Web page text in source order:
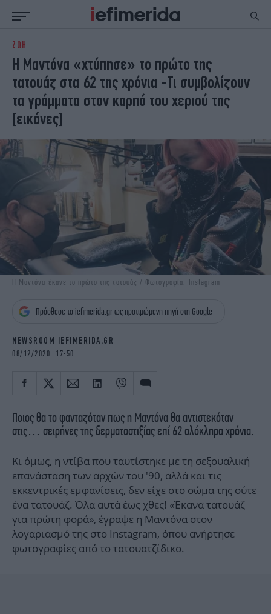
ΕΙΔΗΣΕΙΣ
NON PAPER
ΕΛΛΑΔΑ
ΟΙΚΟΝΟΜΙΑ
ΚΟΣΜΟΣ
ΠΟΛΙΤΙΣΜΟΣ
ΠΑΝΕΛΛΗΝΙΕΣ
ΖΩΗ
ΓΥΝΑΙΚΑ
ENGLISH EDITION
ΠΟΛΗ
STORIES
ΕΚΛΟΓΕΣ
TRAVEL
ΥΓΕΙΑ
DESIGN
ΟΛΥΜΠΙΑΚΟΙ ΑΓΩΝΕΣ
EURO
iAUTOKINITO
iOPINIONS
iGASTRONOMIE
iBOOKS
ΖΩΔΙΑ
MEDIA
ELAMEFORA
NEWSLETTER
ΖΩΗ
Η Μαντόνα «χτύπησε» το πρώτο της
τατουάζ στα 62 της χρόνια -Τι συμβολίζουν
τα γράμματα στον καρπό του χεριού της
[εικόνες]
Η Μαντόνα έκανε το πρώτο της τατουάζ / Φωτογραφία: Instagram
Πρόσθεσε το iefimerida.gr ως προτιμώμενη πηγή στη Google
NEWSROOM IEFIMERIDA.GR
08/12/2020 17:50
Ποιος θα το φανταζόταν πως η Μαντόνα θα αντιστεκόταν
στις… σειρήνες της δερματοστιξίας επί 62 ολόκληρα χρόνια.
Κι όμως, η ντίβα που ταυτίστηκε με τη σεξουαλική
επανάσταση των αρχών του '90, αλλά και τις
εκκεντρικές εμφανίσεις, δεν είχε στο σώμα της ούτε
ένα τατουάζ. Όλα αυτά έως χθες! «Έκανα τατουάζ
για πρώτη φορά», έγραψε η Μαντόνα στον
λογαριασμό της στο Instagram, όπου ανήρτησε
φωτογραφίες από το τατουατζίδικο.